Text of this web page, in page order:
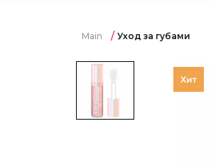
Main Уход за губами